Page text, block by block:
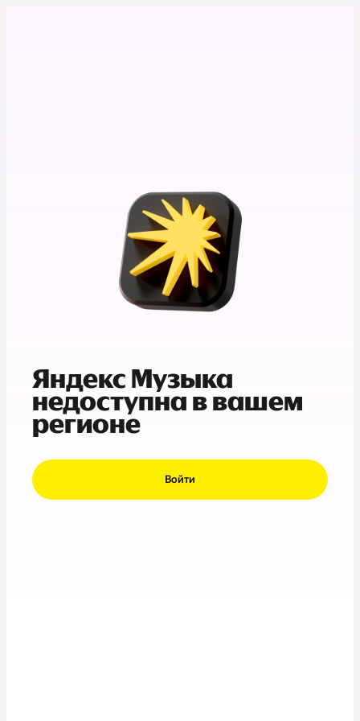
Яндекс Музыка
недоступна в вашем
регионе
Войти